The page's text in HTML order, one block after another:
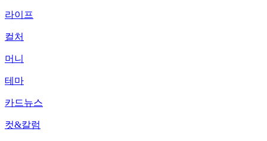
라이프
컬처
머니
테마
카드뉴스
컷&칼럼